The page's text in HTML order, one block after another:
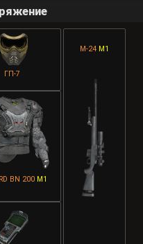
ГП-7
BN 200 M1
М-24 M1